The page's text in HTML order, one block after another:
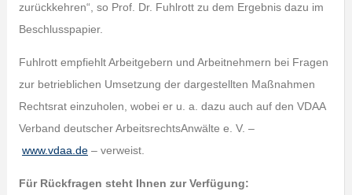
zurückkehren“, so Prof. Dr. Fuhlrott zu dem Ergebnis dazu im
Beschlusspapier.
Fuhlrott empfiehlt Arbeitgebern und Arbeitnehmern bei Fragen
zur betrieblichen Umsetzung der dargestellten Maßnahmen
Rechtsrat einzuholen, wobei er u. a. dazu auch auf den VDAA
Verband deutscher ArbeitsrechtsAnwälte e. V. –
www.vdaa.de– verweist.
Für Rückfragen steht Ihnen zur Verfügung: